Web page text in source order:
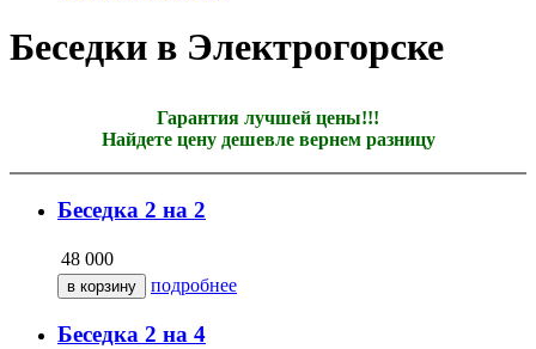
Беседки в Электрогорске
Гарантия лучшей цены!!!
Найдете цену дешевле вернем разницу
Беседка 2 на 2
48 000
подробнее
Беседка 2 на 4